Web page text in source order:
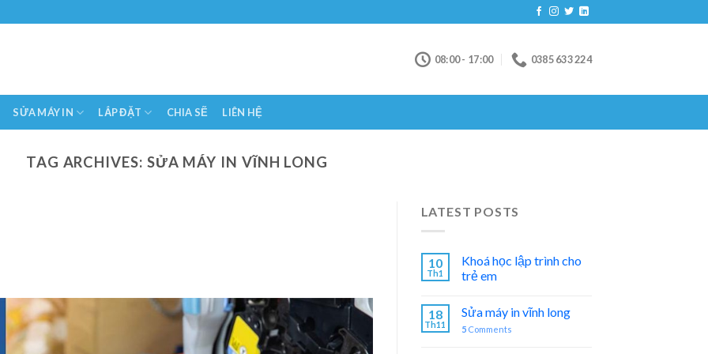
08:00 - 17:00 0385 633 224
SỬA MÁY IN LẮP ĐẶT CHIA SẼ LIÊN HỆ
TAG ARCHIVES: SỬA MÁY IN VĨNH LONG
LATEST POSTS
10
Th1
Khoá học lập trình cho
trẻ em
18
Th11
Sửa máy in vĩnh long
5Comments